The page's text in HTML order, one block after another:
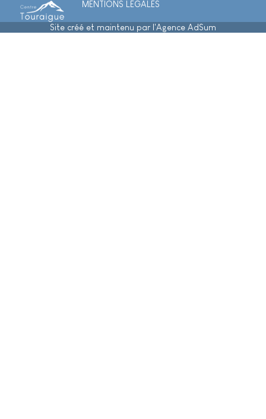
MENTIONS LÉGALES
Site créé et maintenu par l'Agence AdSum